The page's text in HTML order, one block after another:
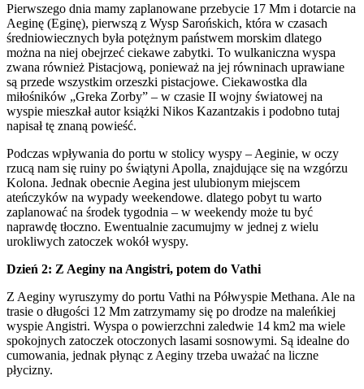
Pierwszego dnia mamy zaplanowane przebycie 17 Mm i dotarcie na
Aeginę (Eginę), pierwszą z Wysp Sarońskich, która w czasach
średniowiecznych była potężnym państwem morskim dlatego
można na niej obejrzeć ciekawe zabytki. To wulkaniczna wyspa
zwana również Pistacjową, ponieważ na jej równinach uprawiane
są przede wszystkim orzeszki pistacjowe. Ciekawostka dla
miłośników „Greka Zorby” – w czasie II wojny światowej na
wyspie mieszkał autor książki Nikos Kazantzakis i podobno tutaj
napisał tę znaną powieść.
Podczas wpływania do portu w stolicy wyspy – Aeginie, w oczy
rzucą nam się ruiny po świątyni Apolla, znajdujące się na wzgórzu
Kolona. Jednak obecnie Aegina jest ulubionym miejscem
ateńczyków na wypady weekendowe. dlatego pobyt tu warto
zaplanować na środek tygodnia – w weekendy może tu być
naprawdę tłoczno. Ewentualnie zacumujmy w jednej z wielu
urokliwych zatoczek wokół wyspy.
Dzień 2: Z Aeginy na Angistri, potem do Vathi
Z Aeginy wyruszymy do portu Vathi na Półwyspie Methana. Ale na
trasie o długości 12 Mm zatrzymamy się po drodze na maleńkiej
wyspie Angistri. Wyspa o powierzchni zaledwie 14 km2 ma wiele
spokojnych zatoczek otoczonych lasami sosnowymi. Są idealne do
cumowania, jednak płynąc z Aeginy trzeba uważać na liczne
płycizny.